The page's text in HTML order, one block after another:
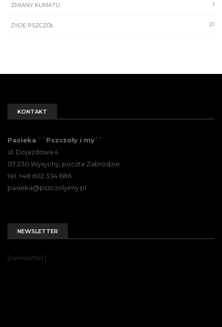
1
ZMIANY KLIMATU
21
ŻYCIE PSZCZÓŁ
KONTAKT
Pasieka ``Pszczoły i my``
ul. Dojazdowa 4
07-230 Wysychy, poczta Zabrodzie
tel. +48 602 334 686
pasieka@pszczolyimy.pl
NEWSLETTER
[newsletter]